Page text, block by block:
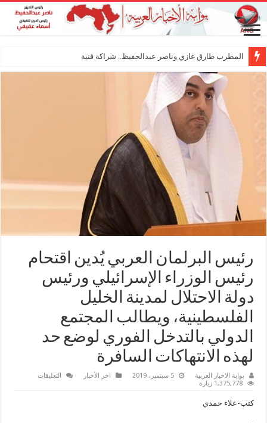
المطرب طارق غازي وناصر عبدالحفيظ.. شراكة فنية ترسم ملامح
رئيس البرلمان العربي يُدين اقتحام
رئيس الوزراء الإسرائيلي ورئيس
دولة الاحتلال لمدينة الخليل
الفلسطينية، ويطالب المجتمع
الدولي بالتدخل الفوري لوضع حد
لهذه الانتهاكات السافرة
بوابة الاخبار العربية 5 سبتمبر، 2019 اخر الأخبار التعليقات
1,375,778 زيارة
كتب-علاء حمدي